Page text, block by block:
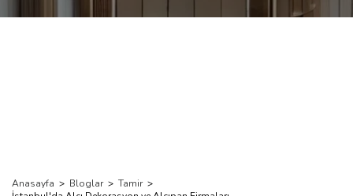
Anasayfa > Bloglar > Tamir >